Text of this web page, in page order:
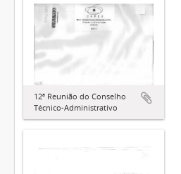
12ª Reunião do Conselho
Técnico-Administrativo